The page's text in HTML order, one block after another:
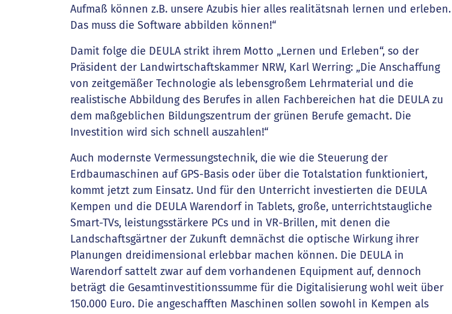
Aufmaß können z.B. unsere Azubis hier alles realitätsnah lernen und erleben.
Das muss die Software abbilden können!“
Damit folge die DEULA strikt ihrem Motto „Lernen und Erleben“, so der
Präsident der Landwirtschaftskammer NRW, Karl Werring: „Die Anschaffung
von zeitgemäßer Technologie als lebensgroßem Lehrmaterial und die
realistische Abbildung des Berufes in allen Fachbereichen hat die DEULA zu
dem maßgeblichen Bildungszentrum der grünen Berufe gemacht. Die
Investition wird sich schnell auszahlen!“
Auch modernste Vermessungstechnik, die wie die Steuerung der
Erdbaumaschinen auf GPS-Basis oder über die Totalstation funktioniert,
kommt jetzt zum Einsatz. Und für den Unterricht investierten die DEULA
Kempen und die DEULA Warendorf in Tablets, große, unterrichtstaugliche
Smart-TVs, leistungsstärkere PCs und in VR-Brillen, mit denen die
Landschaftsgärtner der Zukunft demnächst die optische Wirkung ihrer
Planungen dreidimensional erlebbar machen können. Die DEULA in
Warendorf sattelt zwar auf dem vorhandenen Equipment auf, dennoch
beträgt die Gesamtinvestitionssumme für die Digitalisierung wohl weit über
150.000 Euro. Die angeschafften Maschinen sollen sowohl in Kempen als